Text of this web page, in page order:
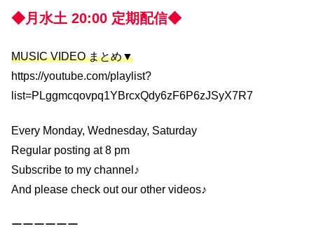
◆月水土 20:00 定期配信◆
MUSIC VIDEO まとめ▼
https://youtube.com/playlist?
list=PLggmcqovpq1YBrcxQdy6zF6P6zJSyX7R7
Every Monday, Wednesday, Saturday
Regular posting at 8 pm
Subscribe to my channel♪
And please check out our other videos♪
ーーーーーー